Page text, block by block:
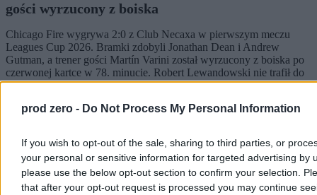
prod zero - Do Not Process My Personal Information
If you wish to opt-out of the sale, sharing to third parties, or
your personal or sensitive information for targeted advertising by
please use the below opt-out section to confirm your selection.
that after your opt-out request is processed you may continue
gości wyrzucony z boiska
Chicago Fire wygrywa 2:0 z Club Necaxa w pierwszym meczu
Leagues Cup 2026. Bramki zdobyli Jonathan Dean i Andrew
Gutman, a trener gości Martín Varini został wyrzucony z boiska po
czerwonej kartce w 78. minucie. Robert Lewandowski nie trafił do
siatki, mimo kilku prób.
Tomasz Pałasz
3 min
Świat